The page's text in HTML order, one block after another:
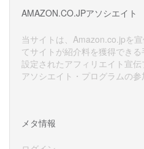
ブ
AMAZON.CO.JPアソシエイト
当サイトは、Amazon.co.jpを
てサイトが紹介料を獲得でき
設定されたアフィリエイト宣
アソシエイト・プログラムの参
メタ情報